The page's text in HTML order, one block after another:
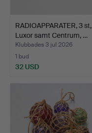
RADIOAPPARATER, 3 st,
Luxor samt Centrum, …
Klubbades 3 jul 2026
1 bud
32 USD